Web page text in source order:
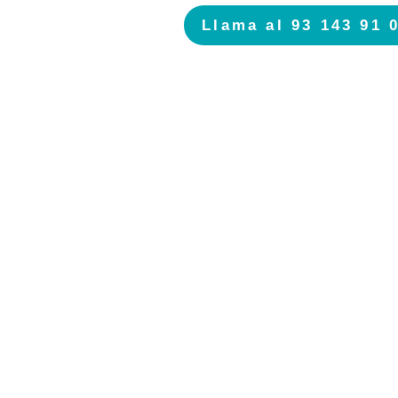
Llama al 93 143 91